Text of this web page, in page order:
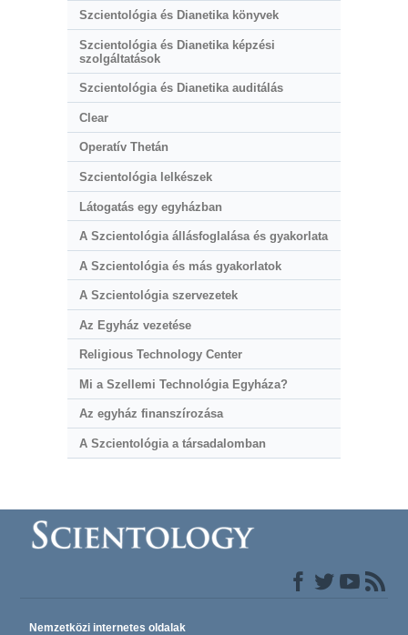
Szcientológia és Dianetika könyvek
Szcientológia és Dianetika képzési
szolgáltatások
Szcientológia és Dianetika auditálás
Clear
Operatív Thetán
Szcientológia lelkészek
Látogatás egy egyházban
A Szcientológia állásfoglalása és gyakorlata
A Szcientológia és más gyakorlatok
A Szcientológia szervezetek
Az Egyház vezetése
Religious Technology Center
Mi a Szellemi Technológia Egyháza?
Az egyház finanszírozása
A Szcientológia a társadalomban
Nemzetközi internetes oldalak